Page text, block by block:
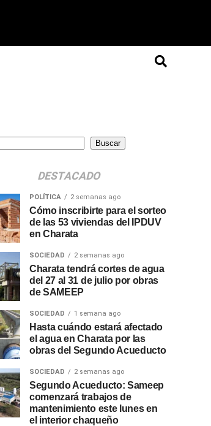
Buscar
DESTACADO
POLÍTICA 2 semanas ago
Cómo inscribirte para el sorteo
de las 53 viviendas del IPDUV
en Charata
SOCIEDAD 2 semanas ago
Charata tendrá cortes de agua
del 27 al 31 de julio por obras
de SAMEEP
SOCIEDAD 1 semana ago
Hasta cuándo estará afectado
el agua en Charata por las
obras del Segundo Acueducto
SOCIEDAD 2 semanas ago
Segundo Acueducto: Sameep
comenzará trabajos de
mantenimiento este lunes en
el interior chaqueño